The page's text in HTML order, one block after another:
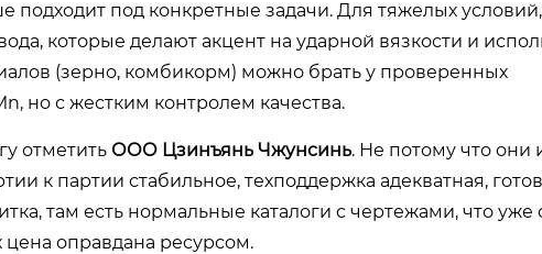
подходит под конкретные задачи. Для тяжелых
которые делают акцент на ударной вязкости и
(зерно, комбикорм) можно брать у проверенных
но с жестким контролем качества.
отметить ООО Цзинъянь Чжунсинь. Не потому что они
к партии стабильное, техподдержка адекватная,
там есть нормальные каталоги с чертежами, что уже
оправдана ресурсом.